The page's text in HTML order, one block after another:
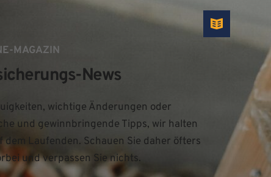
MAGAZIN
News
wichtige Änderungen oder
und gewinnbringende Tipps, wir halten
dem Laufenden. Schauen Sie daher öfters
und verpassen Sie nichts.